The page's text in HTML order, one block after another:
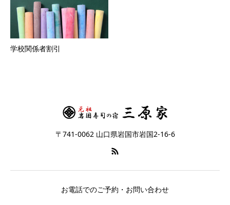
学校関係者割引
〒741-0062 山口県岩国市岩国2-16-6
お電話でのご予約・お問い合わせ